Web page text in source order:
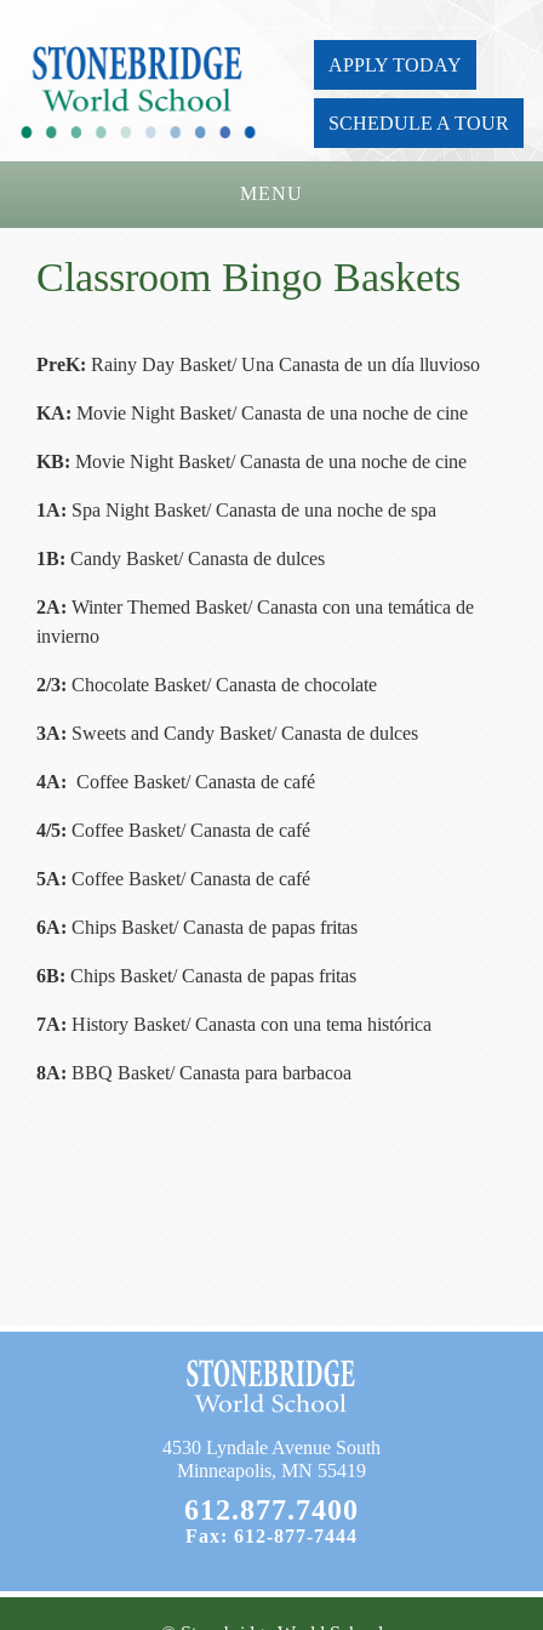
APPLY TODAY
SCHEDULE A TOUR
MENU
About Us
Academics
Admissions
Parents
Board
Current Resources
Contact
Classroom Bingo Baskets
PreK: Rainy Day Basket/ Una Canasta de un día lluvioso
KA: Movie Night Basket/ Canasta de una noche de cine
KB: Movie Night Basket/ Canasta de una noche de cine
1A: Spa Night Basket/ Canasta de una noche de spa
1B: Candy Basket/ Canasta de dulces
2A: Winter Themed Basket/ Canasta con una temática de
invierno
2/3: Chocolate Basket/ Canasta de chocolate
3A: Sweets and Candy Basket/ Canasta de dulces
4A: Coffee Basket/ Canasta de café
4/5: Coffee Basket/ Canasta de café
5A: Coffee Basket/ Canasta de café
6A: Chips Basket/ Canasta de papas fritas
6B: Chips Basket/ Canasta de papas fritas
7A: History Basket/ Canasta con una tema histórica
8A: BBQ Basket/ Canasta para barbacoa
4530 Lyndale Avenue South
Minneapolis, MN 55419
612.877.7400
Fax: 612-877-7444